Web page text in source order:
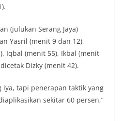
(julukan Serang Jaya)
Yasril (menit 9 dan 12),
Iqbal (menit 55), Ikbal (menit
Dizky (menit 42).
tapi penerapan taktik yang
sekitar 60 persen,”